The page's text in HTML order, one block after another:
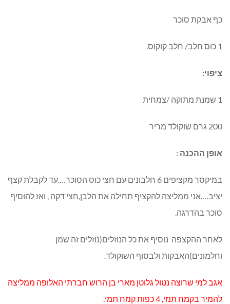
כף אבקת סוכר
1 כוס חלב/ חלב קוקוס.
ציפוי:
1 שמנת מתוקה /צמחית
200 גרם שוקולד מריר
אופן ההכנה :
במיקסר מקציפים 6 חלבונים עם חצי כוס הסוכר….עד לקבלת קצף
יציב….אני ממליצה להקציף תחילה את הלבן,חצי דקה , ואז להוסיף
סוכר בהדרגה.
לאחר ההקצפה נוסיף את כל הנוזלים(נוזלים זה שמן
וחלמונים)האבקות ולבסוף השוקולד.
אגב למי שרוצה נטול גלוטן מארי בן הרוש חברתי האלופה ממליצה
להמיר בקמח תמי, 4 כפות קמח תמי.